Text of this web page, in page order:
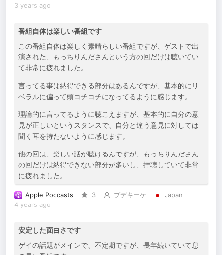
3 years ago
番組自体は楽しい番組です
この番組自体は楽しく素晴らしい番組ですが、ゲストで出
演された、もっちりんださんという方の回だけは聴いてい
て非常に疲れました。
言ってる事は納得できる部分はあるんですが、基本的にリ
ベラルに偏って頭コチコチになってるように感じます。
理論的に言ってるように聴こえますが、基本的に自分の意
見が正しいというスタンスで、自分と違う意見に対しては
聞く耳を持たないように感じます。
他の回は、楽しい話が聴けるんですが、もっちりんださん
の回だけは納得できない部分が多いし、拝聴していて非常
に疲れました。
Apple Podcasts 3 ブデキーケ
Japan
4 years ago
安定した面白さです
ゲイの話題がメインで、不定期ですが、長年続いていて息